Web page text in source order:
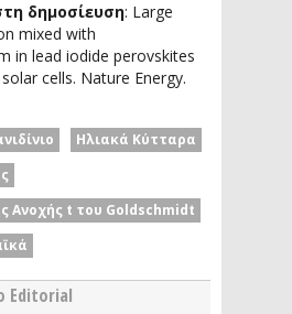
δημοσίευση: Large
mixed with
in lead iodide perovskites
cells. Nature Energy.
Ηλιακά Κύτταρα
Ανοχής t του Goldschmidt
Editorial